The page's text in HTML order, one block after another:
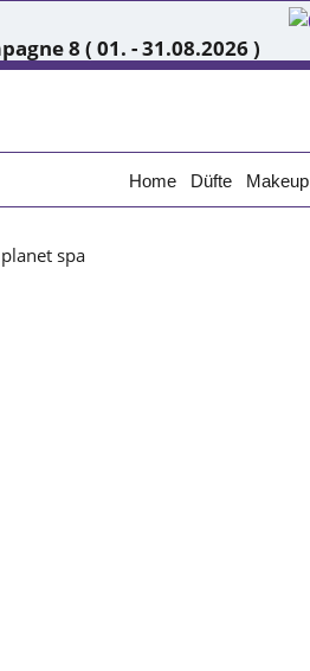
8 ( 01. - 31.08.2026 )
Home Düfte Makeup
planet spa